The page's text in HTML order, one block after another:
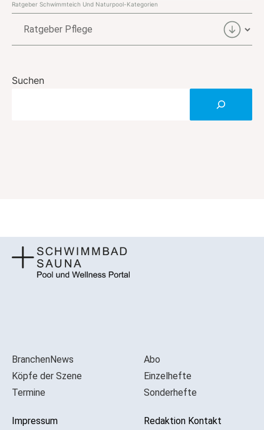
Ratgeber Schwimmteich Und Naturpool-Kategorien
Schwimmteich
Kategorien
Suchen
BranchenNews
Köpfe der Szene
Termine
Impressum
Abo
Einzelhefte
Sonderhefte
Redaktion Kontakt